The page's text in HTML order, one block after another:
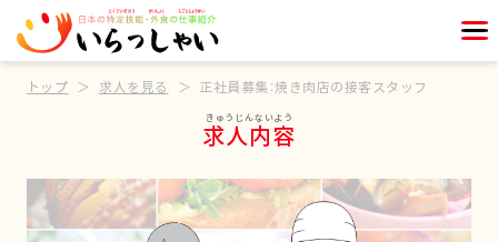
トップ 求人を見る 正社員募集：焼き肉店の接客スタッフ
求人内容